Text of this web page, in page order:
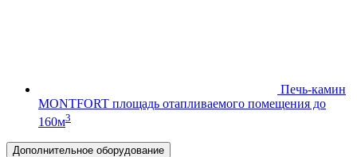
Печь-камин
MONTFORT площадь отапливаемого помещения до
160м3
Дополнительное оборудование